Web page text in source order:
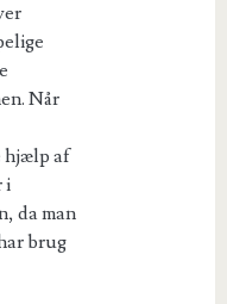
Når
hjælp af
i
da man
brug